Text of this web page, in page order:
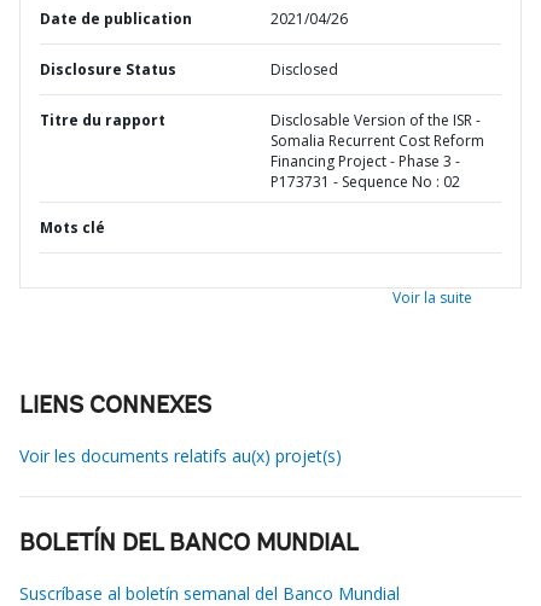
Date de publication 2021/04/26
Disclosure Status Disclosed
Titre du rapport
Disclosable Version of the ISR -
Somalia Recurrent Cost Reform
Financing Project - Phase 3 -
P173731 - Sequence No : 02
Mots clé
Voir la suite
LIENS CONNEXES
Voir les documents relatifs au(x) projet(s)
BOLETÍN DEL BANCO MUNDIAL
Suscríbase al boletín semanal del Banco Mundial